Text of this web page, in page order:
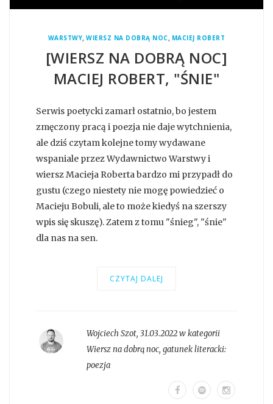
WARSTWY,WIERSZ NA DOBRĄ NOC, MACIEJ ROBERT
[WIERSZ NA DOBRĄ NOC]
MACIEJ ROBERT, "ŚNIE"
Serwis poetycki zamarł ostatnio, bo jestem
zmęczony pracą i poezja nie daje wytchnienia,
ale dziś czytam kolejne tomy wydawane
wspaniale przez Wydawnictwo Warstwy i
wiersz Macieja Roberta bardzo mi przypadł do
gustu (czego niestety nie mogę powiedzieć o
Macieju Bobuli, ale to może kiedyś na szerszy
wpis się skuszę). Zatem z tomu "śnieg", "śnie"
dla nas na sen.
CZYTAJ DALEJ
Wojciech Szot, 31.03.2022 w kategorii
Wiersz na dobrą noc, gatunek literacki:
poezja